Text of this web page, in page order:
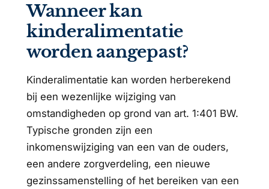
Wanneer kan
kinderalimentatie
worden aangepast?
Kinderalimentatie kan worden herberekend
bij een wezenlijke wijziging van
omstandigheden op grond van art. 1:401 BW.
Typische gronden zijn een
inkomenswijziging van een van de ouders,
een andere zorgverdeling, een nieuwe
gezinssamenstelling of het bereiken van een